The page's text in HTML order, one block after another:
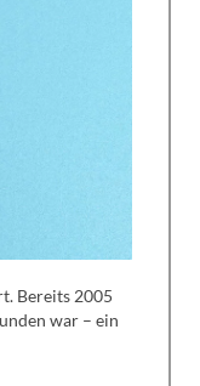
Bereits 2005
war – ein